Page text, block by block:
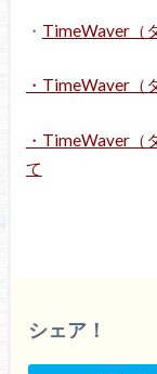
・ TimeWaver（
・TimeWaver（
・TimeWaver（
て
マダ
シェア！